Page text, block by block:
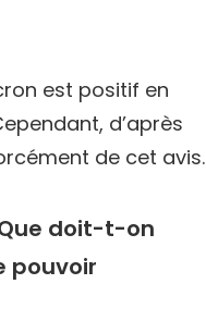
est positif en
d’après
de cet avis.
doit-t-on
pouvoir